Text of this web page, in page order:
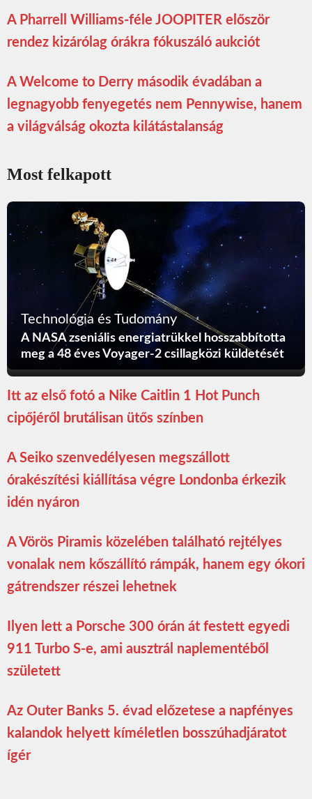
A Pharrell Williams-féle JOOPITER először
rendez kizárólag órákra fókuszáló aukciót
A Welcome to Derry második évadában a
legnagyobb fenyegetés nem Pennywise, hanem
a világválság okozta kilátástalanság
Most felkapott
Technológia és Tudomány
A NASA zseniális energiatrükkel hosszabbította
meg a 48 éves Voyager-2 csillagközi küldetését
Itt az első fotó a Nike Caitlin 1 Hot Punch
cipőjéről brutálisan ütős színben
A Seiko szenvedélyesen megszállott
órakészítési kiállítása végre Londonba érkezik
idén nyáron
A Vörös Piramis közelében található rejtélyes
vonalak nem kőszállító rámpák, hanem egy ókori
gátrendszer részei lehetnek
Ilyen lett a Porsche 300 órán át festett egyedi
911 Turbo S-e, ami ausztrál naplementéből
született
Az Outer Banks 5. évad előzetese a napfényes
kalandok helyett kíméletlen bosszúhadjáratot
ígér